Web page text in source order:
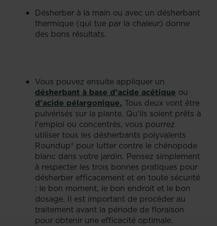
Désherber à la main ou avec un désherbant
thermique (qui tue par la chaleur) donne
des bons résultats.
Vous pouvez ensuite appliquer un
désherbant à base d’acide acétique ou
d’acide pélargonique. Tous deux vont être
pulvérisés sur la plante. Qu'ils soient prêts à
l'emploi ou concentrés, vous pourrez
utiliser tous les désherbants polyvalents
Roundup® pour lutter contre le chénopode
blanc dans votre jardin. Pensez simplement
à respecter les trois bonnes pratiques pour
désherber efficacement et en toute sécurité
: le bon moment, le bon endroit et le bon
dosage. Il est important de procéder au
traitement avant la période de floraison
pour obtenir une efficacité optimale.